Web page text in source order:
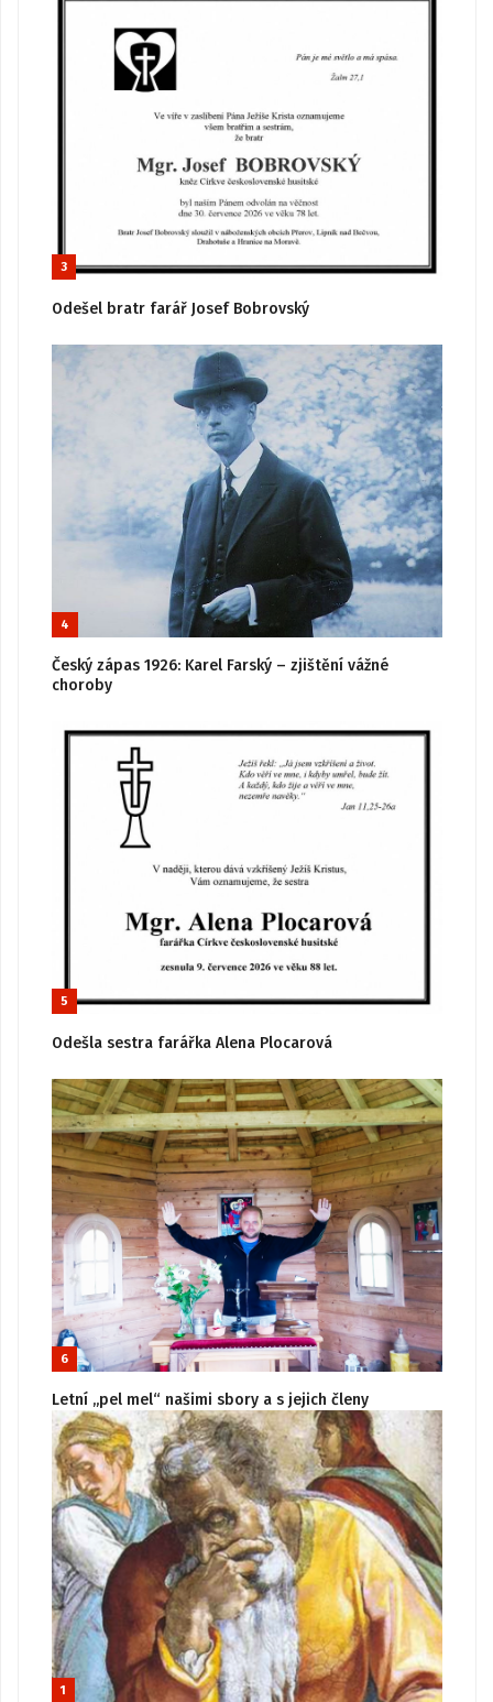
3
Odešel bratr farář Josef Bobrovský
4
Český zápas 1926: Karel Farský – zjištění vážné
choroby
5
Odešla sestra farářka Alena Plocarová
6
Letní „pel mel“ našimi sbory a s jejich členy
1